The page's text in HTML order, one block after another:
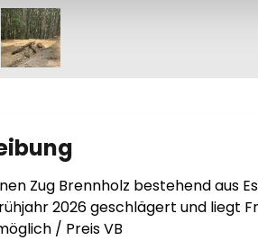
Zug Brennholz bestehend aus
2026 geschlägert und liegt
/ Preis VB